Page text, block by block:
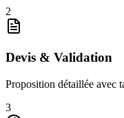
2
Devis & Validation
Proposition détaillée avec
3